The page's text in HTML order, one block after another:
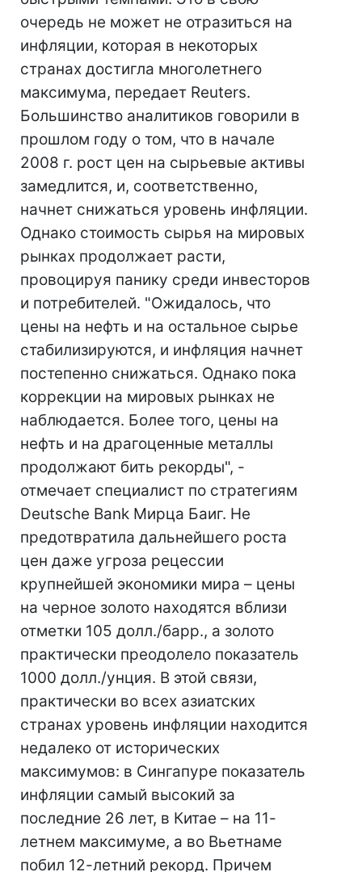
очередь не может не отразиться на
инфляции, которая в некоторых
странах достигла многолетнего
максимума, передает Reuters.
Большинство аналитиков говорили в
прошлом году о том, что в начале
2008 г. рост цен на сырьевые активы
замедлится, и, соответственно,
начнет снижаться уровень инфляции.
Однако стоимость сырья на мировых
рынках продолжает расти,
провоцируя панику среди инвесторов
и потребителей. "Ожидалось, что
цены на нефть и на остальное сырье
стабилизируются, и инфляция начнет
постепенно снижаться. Однако пока
коррекции на мировых рынках не
наблюдается. Более того, цены на
нефть и на драгоценные металлы
продолжают бить рекорды", -
отмечает специалист по стратегиям
Deutsche Bank Мирца Баиг. Не
предотвратила дальнейшего роста
цен даже угроза рецессии
крупнейшей экономики мира – цены
на черное золото находятся вблизи
отметки 105 долл./барр., а золото
практически преодолело показатель
1000 долл./унция. В этой связи,
практически во всех азиатских
странах уровень инфляции находится
недалеко от исторических
максимумов: в Сингапуре показатель
инфляции самый высокий за
последние 26 лет, в Китае – на 11-
летнем максимуме, а во Вьетнаме
побил 12-летний рекорд. Причем